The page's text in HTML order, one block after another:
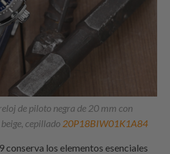
de piloto negra de 20 mm con
cepillado 20P18BIW01K1A84
conserva los elementos esenciales